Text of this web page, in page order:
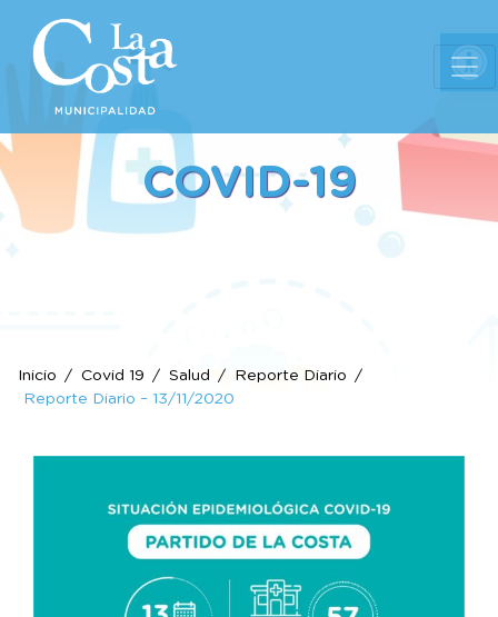
COVID-19
Inicio Covid 19 Salud
Reporte Diario
Reporte Diario – 13/11/2020